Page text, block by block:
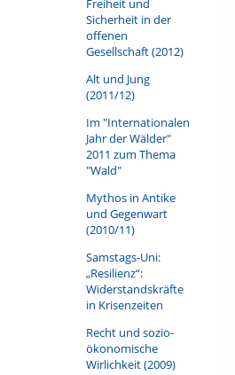
Sicherheit in der
offenen
Gesellschaft (2012)
Alt und Jung
(2011/12)
Im "Internationalen
Jahr der Wälder"
2011 zum Thema
"Wald"
Mythos in Antike
und Gegenwart
(2010/11)
Samstags-Uni:
„Resilienz“:
Widerstandskräfte
in Krisenzeiten
Recht und sozio-
ökonomische
Wirlichkeit (2009)